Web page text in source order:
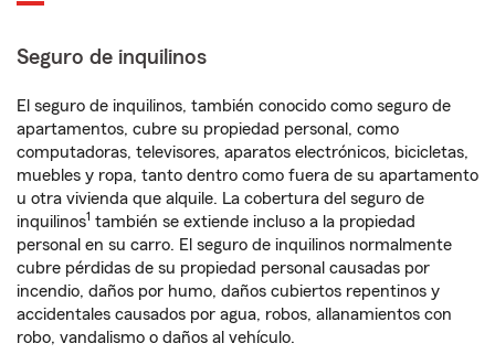
Seguro de inquilinos
El seguro de inquilinos, también conocido como seguro de
apartamentos, cubre su propiedad personal, como
computadoras, televisores, aparatos electrónicos, bicicletas,
muebles y ropa, tanto dentro como fuera de su apartamento
u otra vivienda que alquile. La cobertura del seguro de
inquilinos1 también se extiende incluso a la propiedad
personal en su carro. El seguro de inquilinos normalmente
cubre pérdidas de su propiedad personal causadas por
incendio, daños por humo, daños cubiertos repentinos y
accidentales causados por agua, robos, allanamientos con
robo, vandalismo o daños al vehículo.